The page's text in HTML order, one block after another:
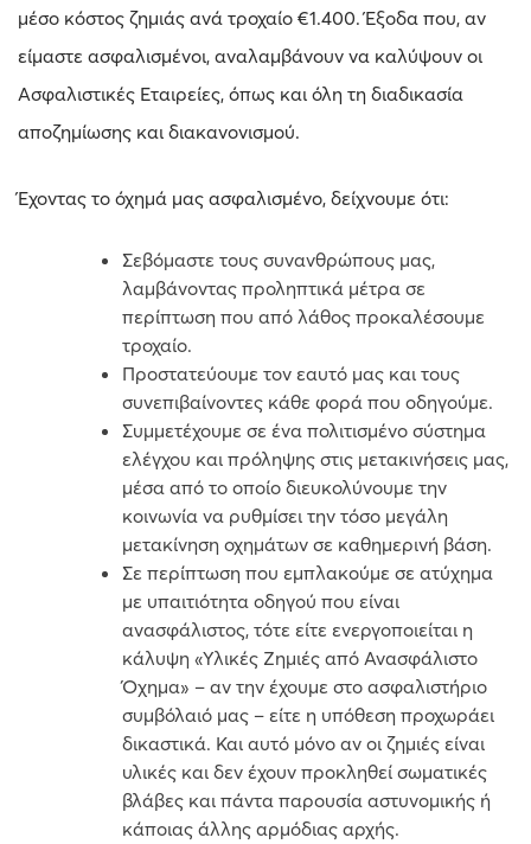
μέσο κόστος ζημιάς ανά τροχαίο €1.400. Έξοδα που, αν
είμαστε ασφαλισμένοι, αναλαμβάνουν να καλύψουν οι
Ασφαλιστικές Εταιρείες, όπως και όλη τη διαδικασία
αποζημίωσης και διακανονισμού.
Έχοντας το όχημά μας ασφαλισμένο, δείχνουμε ότι:
Σεβόμαστε τους συνανθρώπους μας,
λαμβάνοντας προληπτικά μέτρα σε
περίπτωση που από λάθος προκαλέσουμε
τροχαίο.
Προστατεύουμε τον εαυτό μας και τους
συνεπιβαίνοντες κάθε φορά που οδηγούμε.
Συμμετέχουμε σε ένα πολιτισμένο σύστημα
ελέγχου και πρόληψης στις μετακινήσεις μας,
μέσα από το οποίο διευκολύνουμε την
κοινωνία να ρυθμίσει την τόσο μεγάλη
μετακίνηση οχημάτων σε καθημερινή βάση.
Σε περίπτωση που εμπλακούμε σε ατύχημα
με υπαιτιότητα οδηγού που είναι
ανασφάλιστος, τότε είτε ενεργοποιείται η
κάλυψη «Υλικές Ζημιές από Ανασφάλιστο
Όχημα» – αν την έχουμε στο ασφαλιστήριο
συμβόλαιό μας – είτε η υπόθεση προχωράει
δικαστικά. Και αυτό μόνο αν οι ζημιές είναι
υλικές και δεν έχουν προκληθεί σωματικές
βλάβες και πάντα παρουσία αστυνομικής ή
κάποιας άλλης αρμόδιας αρχής.